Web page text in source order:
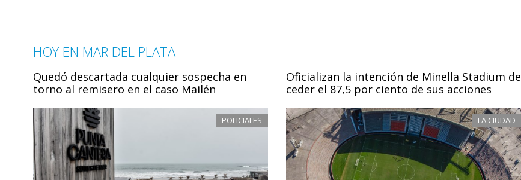
HOY EN MAR DEL PLATA
Quedó descartada cualquier sospecha en
torno al remisero en el caso Mailén
POLICIALES
Oficializan la intención de Minella Stadium de
ceder el 87,5 por ciento de sus acciones
LA CIUDAD